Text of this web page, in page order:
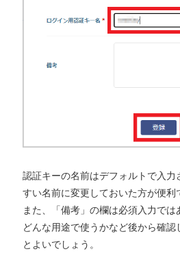
認証キーの名前はデフォルトで入
すい名前に変更しておいた方が便利
また、「備考」の欄は必須入力で
どんな用途で使うかなど後から確認
とよいでしょう。